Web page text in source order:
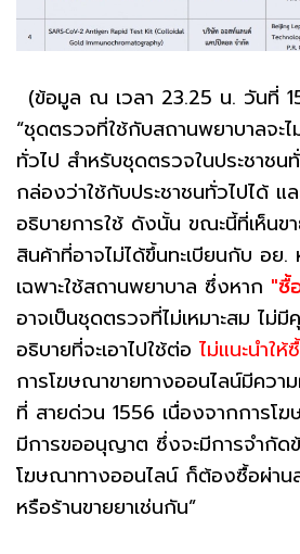
(ข้อมูล ณ เวลา 23.25 น. วันที่
“ชุดตรวจที่ใช้กับสถานพยาบาลจะไ
ทั่วไป สำหรับชุดตรวจในประชาชน
กล่องว่าใช้กับประชาชนทั่วไปได้ แ
อธิบายการใช้ ดังนั้น ขณะนี้ที่เห็นข
สินค้าที่อาจไม่ได้ขึ้นทะเบียนกับ อย.
เฉพาะใช้สถานพยาบาล ซึ่งหาก "ซื้
อาจเป็นชุดตรวจที่ไม่เหมาะสม ไม่
อธิบายที่จะเอาไปใช้ต่อ ไม่แนะนำใ
การโฆษณาขายทางออนไลน์มีควา
ที่ สายด่วน 1556 เนื่องจากการโ
มีการขออนุญาต ซึ่งจะมีการจำกัด
โฆษณาทางออนไลน์ ก็ต้องซื้อผ่า
หรือร้านขายยาเช่นกัน”